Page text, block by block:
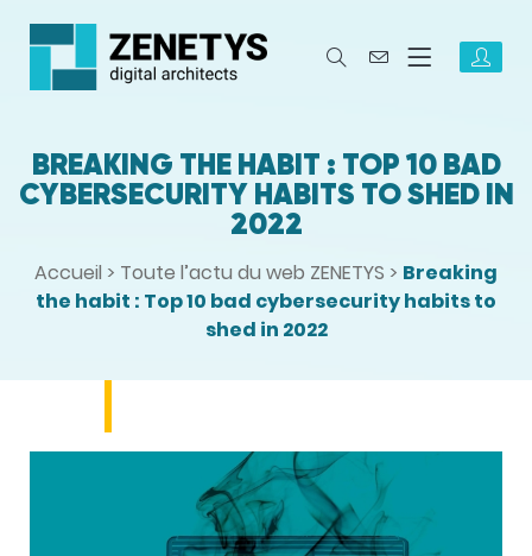
BREAKING THE HABIT : TOP 10 BAD
CYBERSECURITY HABITS TO SHED IN
2022
Accueil > Toute l’actu du web ZENETYS > Breaking
the habit : Top 10 bad cybersecurity habits to
shed in 2022